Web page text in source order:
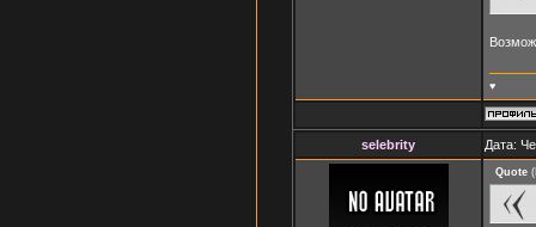
♥
selebrity Дата:
Quote (